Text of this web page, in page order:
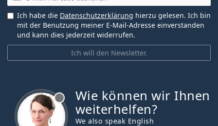
Ich will den Newsletter.
Ich habe die Datenschutzerklärung hierzu gelesen. Ich bin
mit der Benutzung meiner E-Mail-Adresse einverstanden
und kann dies jederzeit widerrufen.
Wie können wir Ihnen
weiterhelfen?
We also speak English